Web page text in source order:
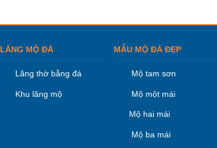
LĂNG MỘ ĐÁ
Lăng thờ bằng đá
Khu lăng mộ
MẪU MỘ ĐÁ ĐẸP
Mộ tam sơn
Mộ một mái
Mộ hai mái
Mộ ba mái